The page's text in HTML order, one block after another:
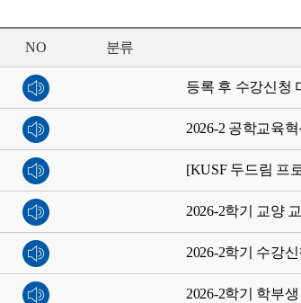
NO 분류
등록 후 수강신청
2026-2 공학교육
[KUSF 두드림 프
2026-2학기 교양
2026-2학기 수강
2026-2학기 학부